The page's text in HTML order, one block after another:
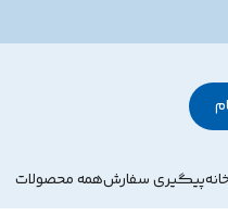
خانهپیگیری سفارشهمه محصولات